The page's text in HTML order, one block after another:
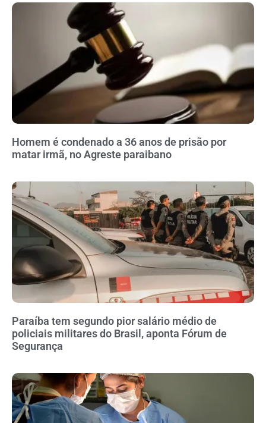
Homem é condenado a 36 anos de prisão por
matar irmã, no Agreste paraibano
Paraíba tem segundo pior salário médio de
policiais militares do Brasil, aponta Fórum de
Segurança